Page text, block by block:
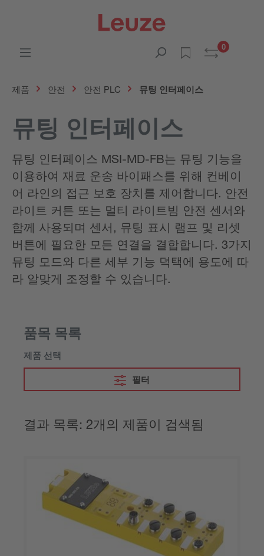
0
제품 안전 안전 PLC 뮤팅 인터페이스
뮤팅 인터페이스
뮤팅 인터페이스 MSI-MD-FB는 뮤팅 기능을
이용하여 재료 운송 바이패스를 위해 컨베이
어 라인의 접근 보호 장치를 제어합니다. 안전
라이트 커튼 또는 멀티 라이트빔 안전 센서와
함께 사용되며 센서, 뮤팅 표시 램프 및 리셋
버튼에 필요한 모든 연결을 결합합니다. 3가지
뮤팅 모드와 다른 세부 기능 덕택에 용도에 따
라 알맞게 조정할 수 있습니다.
품목 목록
제품 선택
필터
결과 목록: 2개의 제품이 검색됨